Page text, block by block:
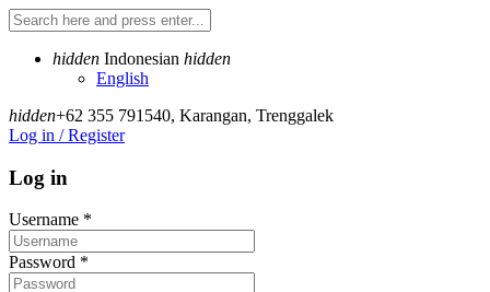
hidden Indonesian hidden
English
hidden+62 355 791540, Karangan, Trenggalek
Log in / Register
Log in
Username *
Password *